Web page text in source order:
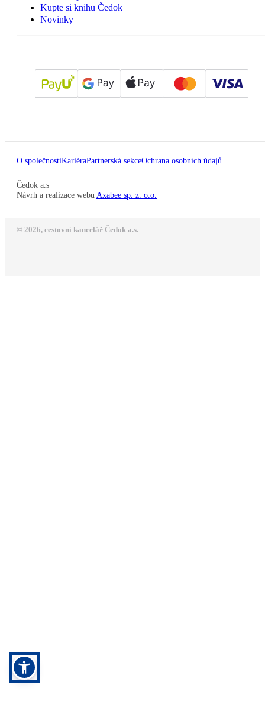
Kupte si knihu Čedok
Novinky
O společnostiKariéraPartnerská sekceOchrana osobních údajů
Čedok a.s
Návrh a realizace webu Axabee sp. z. o.o.
© 2026, cestovní kancelář Čedok a.s.